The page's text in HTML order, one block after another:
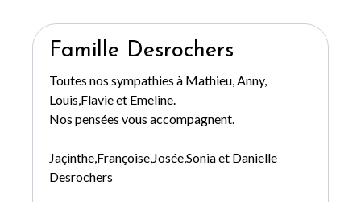
Famille Desrochers
Toutes nos sympathies à Mathieu, Anny,
Louis,Flavie et Emeline.
Nos pensées vous accompagnent.
Jaçinthe,Françoise,Josée,Sonia et Danielle
Desrochers